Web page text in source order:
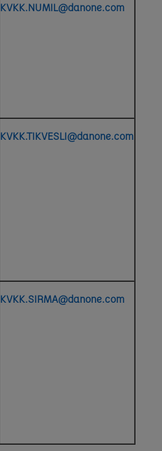
KVKK.NUMIL@danone.com
KVKK.TIKVESLI@danone.com
KVKK.SIRMA@danone.com